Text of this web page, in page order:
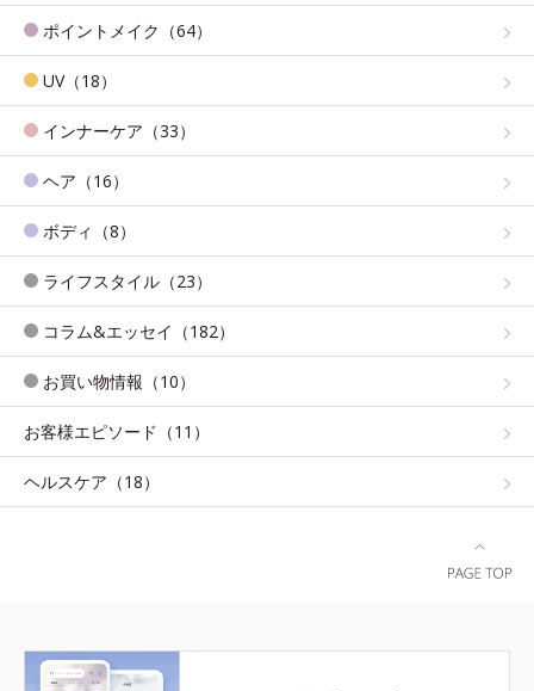
ポイントメイク（64）
UV（18）
インナーケア（33）
ヘア（16）
ボディ（8）
ライフスタイル（23）
コラム&エッセイ（182）
お買い物情報（10）
お客様エピソード（11）
ヘルスケア（18）